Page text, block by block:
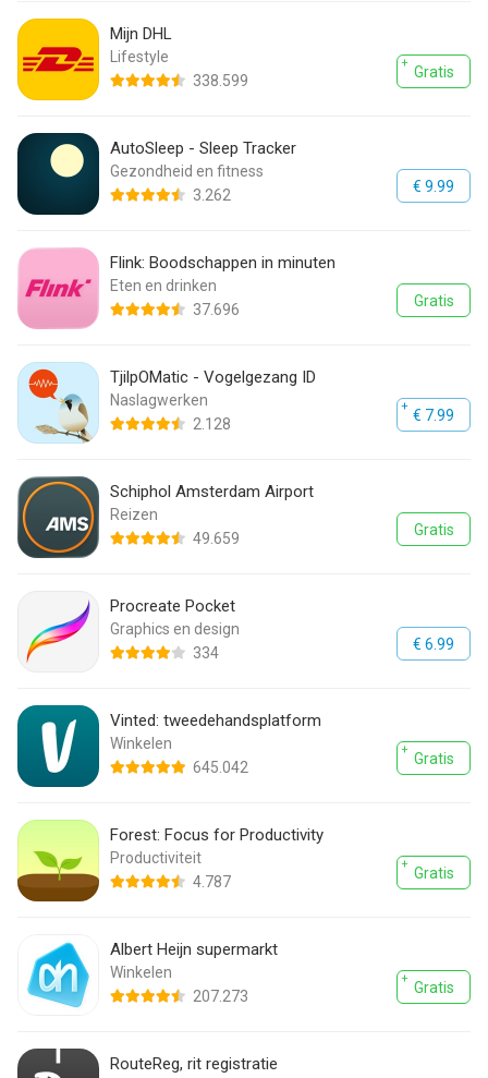
Mijn DHL
338.599
Lifestyle
Gratis
AutoSleep - Sleep Tracker
3.262
Gezondheid en fitness
€ 9.99
Flink: Boodschappen in minuten
37.696
Eten en drinken
Gratis
TjilpOMatic - Vogelgezang ID
2.128
Naslagwerken
€ 7.99
Schiphol Amsterdam Airport
49.659
Reizen
Gratis
Procreate Pocket
334
Graphics en design
€ 6.99
Vinted: tweedehandsplatform
645.042
Winkelen
Gratis
Forest: Focus for Productivity
4.787
Productiviteit
Gratis
Albert Heijn supermarkt
207.273
Winkelen
Gratis
RouteReg, rit registratie